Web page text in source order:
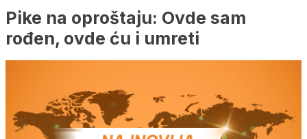
Pike na oproštaju: Ovde sam
rođen, ovde ću i umreti